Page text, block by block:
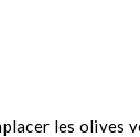
les olives